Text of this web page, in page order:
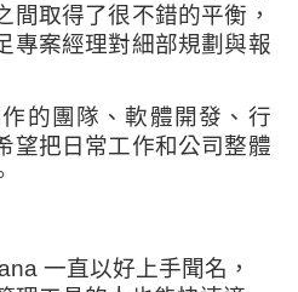
間取得了很不錯的平衡，
專案經理對細部規劃與報
的團隊、軟體開發、行
望把日常工作和公司整體
一直以好上手聞名，